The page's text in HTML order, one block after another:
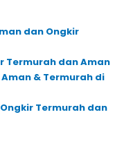
dan Ongkir
Termurah dan Aman
& Termurah di
Termurah dan